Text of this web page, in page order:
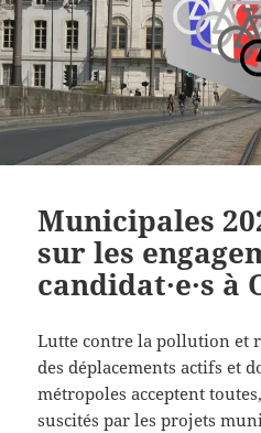
Municipales
sur les
candidat·e·s à
Lutte contre la pollution et
des déplacements actifs et
métropoles acceptent
suscités par les projets